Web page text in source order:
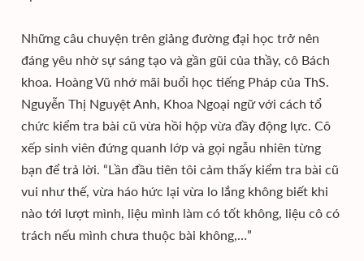
Những câu chuyện trên giảng đường đại học trở nên
đáng yêu nhờ sự sáng tạo và gần gũi của thầy, cô Bách
khoa. Hoàng Vũ nhớ mãi buổi học tiếng Pháp của ThS.
Nguyễn Thị Nguyệt Anh, Khoa Ngoại ngữ với cách tổ
chức kiểm tra bài cũ vừa hồi hộp vừa đầy động lực. Cô
xếp sinh viên đứng quanh lớp và gọi ngẫu nhiên từng
bạn để trả lời. “Lần đầu tiên tôi cảm thấy kiểm tra bài cũ
vui như thế, vừa háo hức lại vừa lo lắng không biết khi
nào tới lượt mình, liệu mình làm có tốt không, liệu cô có
trách nếu mình chưa thuộc bài không,…”